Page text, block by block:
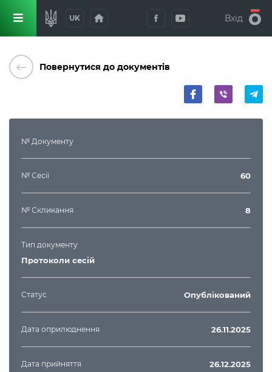
UK home Вхід
keyboard_backspace Повернутися до документів
№ Документу
№ Сесії 60
№ Скликання 8
Тип документу
Протоколи сесій
Статус Опублікований
Дата оприлюднення 26.11.2025
Дата прийняття 26.12.2025